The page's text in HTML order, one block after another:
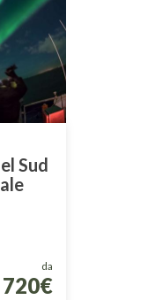
Sud
da
720€